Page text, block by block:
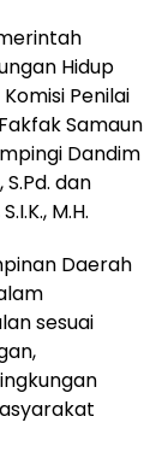
Hidup
Penilai
Samaun
Dandim
dan
M.H.
Daerah
sesuai